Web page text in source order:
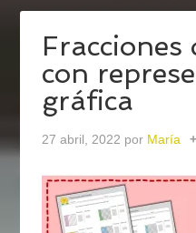
Fracciones
con
gráfica
27 abril, 2022 por María